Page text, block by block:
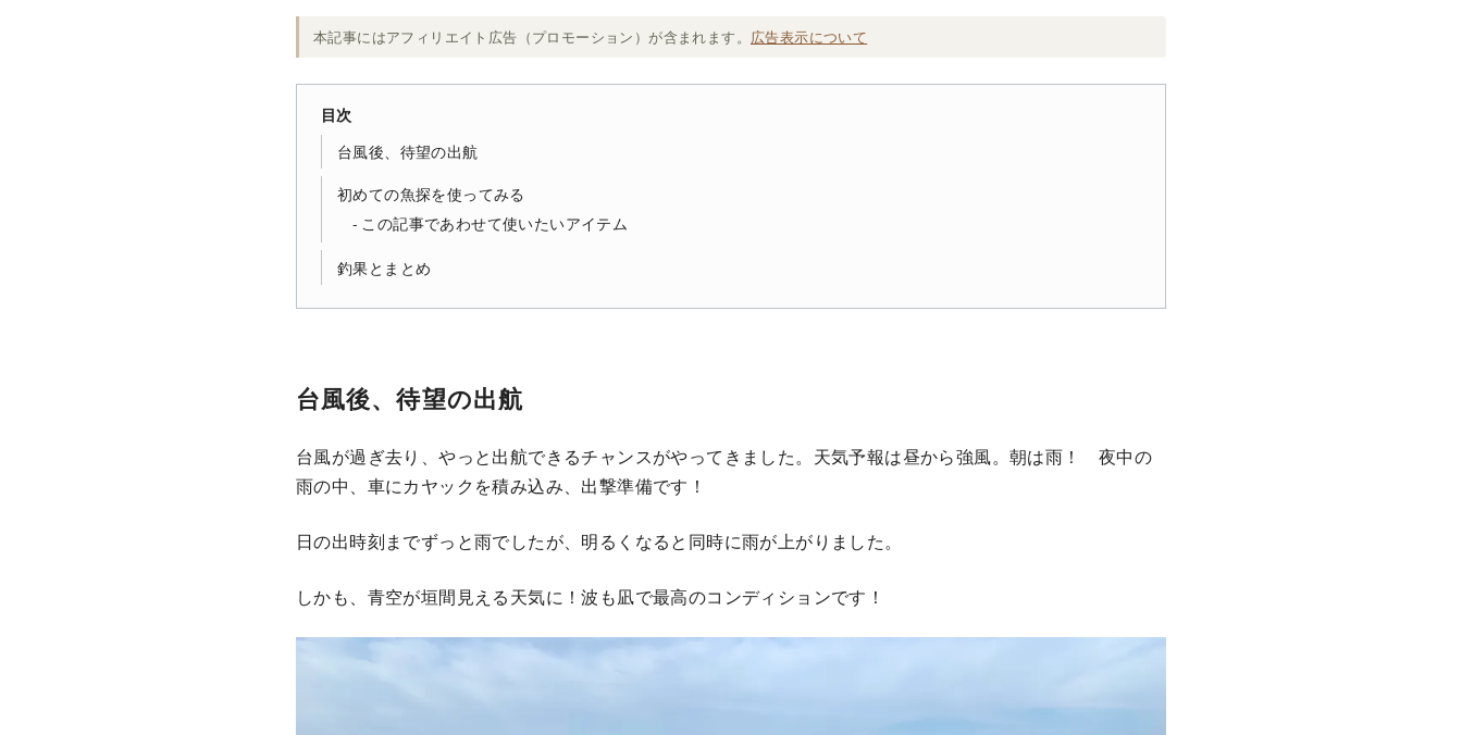
本記事にはアフィリエイト広告（プロモーション）が含まれます。 広告表示について
目次
台風後、待望の出航
初めての魚探を使ってみる
この記事であわせて使いたいアイテム
釣果とまとめ
台風後、待望の出航
台風が過ぎ去り、やっと出航できるチャンスがやってきました。天気予報は昼から強風。朝は雨！ 夜中の
雨の中、車にカヤックを積み込み、出撃準備です！
日の出時刻までずっと雨でしたが、明るくなると同時に雨が上がりました。
しかも、青空が垣間見える天気に！波も凪で最高のコンディションです！